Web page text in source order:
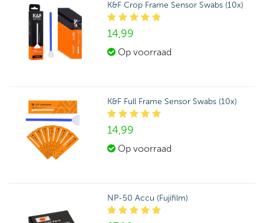
K&F Crop Frame Sensor Swabs (10x)
14,99
Op voorraad
K&F Full Frame Sensor Swabs (10x)
14,99
Op voorraad
NP-50 Accu (Fujifilm)